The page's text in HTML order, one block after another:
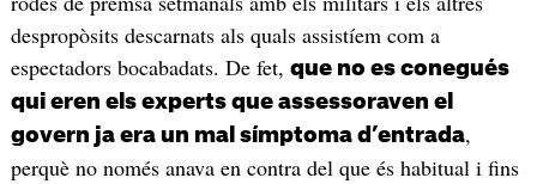
despropòsits descarnats als quals assistíem com a
espectadors bocabadats. De fet, que no es conegués
qui eren els experts que assessoraven el
govern ja era un mal símptoma d’entrada,
perquè no només anava en contra del que és habitual i fins